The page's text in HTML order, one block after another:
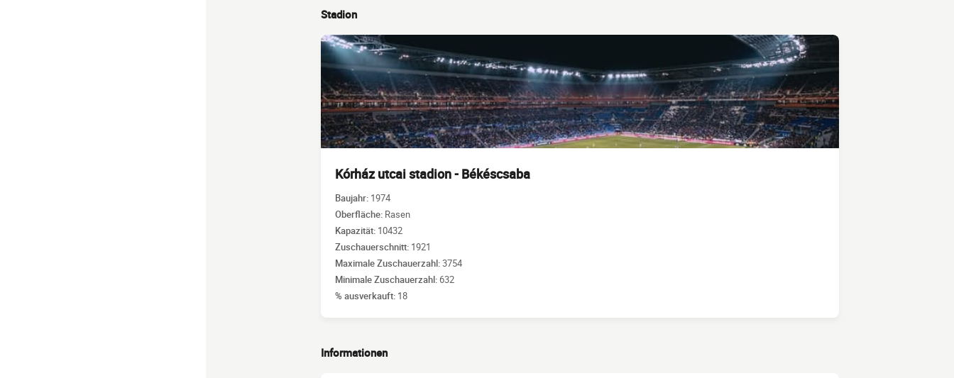
Stadion
Kórház utcai stadion - Békéscsaba
Baujahr: 1974
Oberfläche: Rasen
Kapazität: 10432
Zuschauerschnitt: 1921
Maximale Zuschauerzahl:3754
Minimale Zuschauerzahl:632
% ausverkauft: 18
Informationen